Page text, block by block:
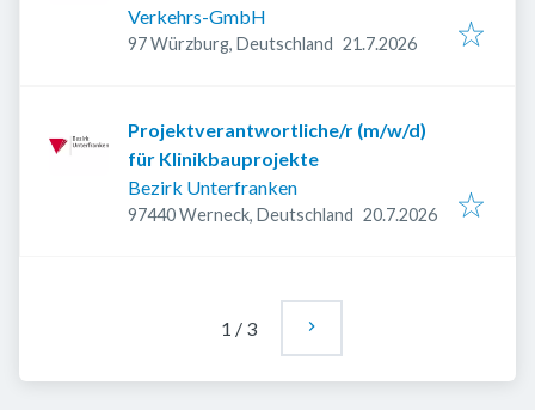
Verkehrs-GmbH
97 Würzburg, Deutschland Veröffentlicht
21.7.2026
Projektverantwortliche/r (m/w/d)
für Klinikbauprojekte
Bezirk Unterfranken
97440 Werneck, Deutschland Veröffentlicht:
20.7.2026
1 / 3